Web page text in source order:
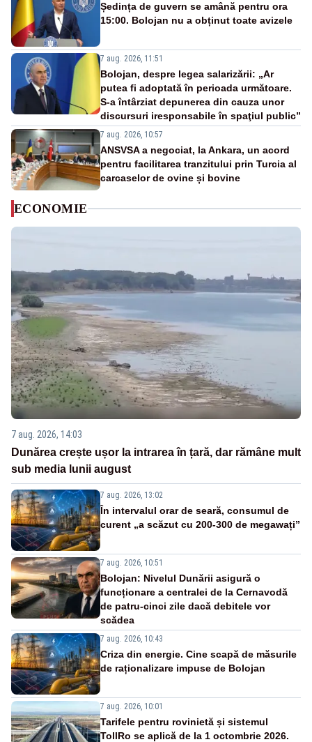
Ședința de guvern se amână pentru ora
15:00. Bolojan nu a obținut toate avizele
7 aug. 2026, 11:51
Bolojan, despre legea salarizării: „Ar
putea fi adoptată în perioada următoare.
S-a întârziat depunerea din cauza unor
discursuri iresponsabile în spaţiul public”
7 aug. 2026, 10:57
ANSVSA a negociat, la Ankara, un acord
pentru facilitarea tranzitului prin Turcia al
carcaselor de ovine și bovine
ECONOMIE
7 aug. 2026, 14:03
Dunărea crește ușor la intrarea în țară, dar rămâne mult
sub media lunii august
7 aug. 2026, 13:02
În intervalul orar de seară, consumul de
curent „a scăzut cu 200-300 de megawați”
7 aug. 2026, 10:51
Bolojan: Nivelul Dunării asigură o
funcționare a centralei de la Cernavodă
de patru-cinci zile dacă debitele vor
scădea
7 aug. 2026, 10:43
Criza din energie. Cine scapă de măsurile
de raționalizare impuse de Bolojan
7 aug. 2026, 10:01
Tarifele pentru rovinietă și sistemul
TollRo se aplică de la 1 octombrie 2026.